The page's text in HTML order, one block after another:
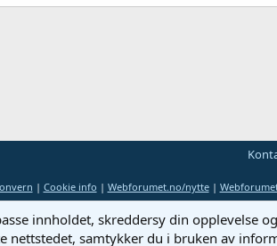
| Cookie info | Webforumet.no/nytte|
innholdet, skreddersy din opplevelse
nettstedet, samtykker du i bruken av